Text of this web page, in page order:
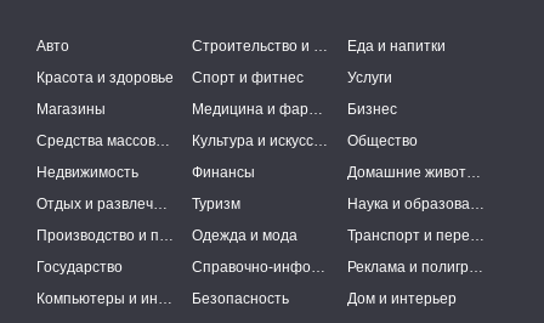
Авто Строительство и ремонт
Еда и напитки
Красота и здоровье
Спорт и фитнес
Услуги
Магазины
Медицина и фармацевтика
Бизнес
Средства массовой информации
Культура и искусство
Общество
Недвижимость
Финансы
Домашние животные
Отдых и развлечения
Туризм
Наука и образование
Производство и поставки
Одежда и мода
Транспорт и перевозки
Государство
Справочно-информационные системы
Реклама и полиграфия
Компьютеры и интернет
Безопасность
Дом и интерьер